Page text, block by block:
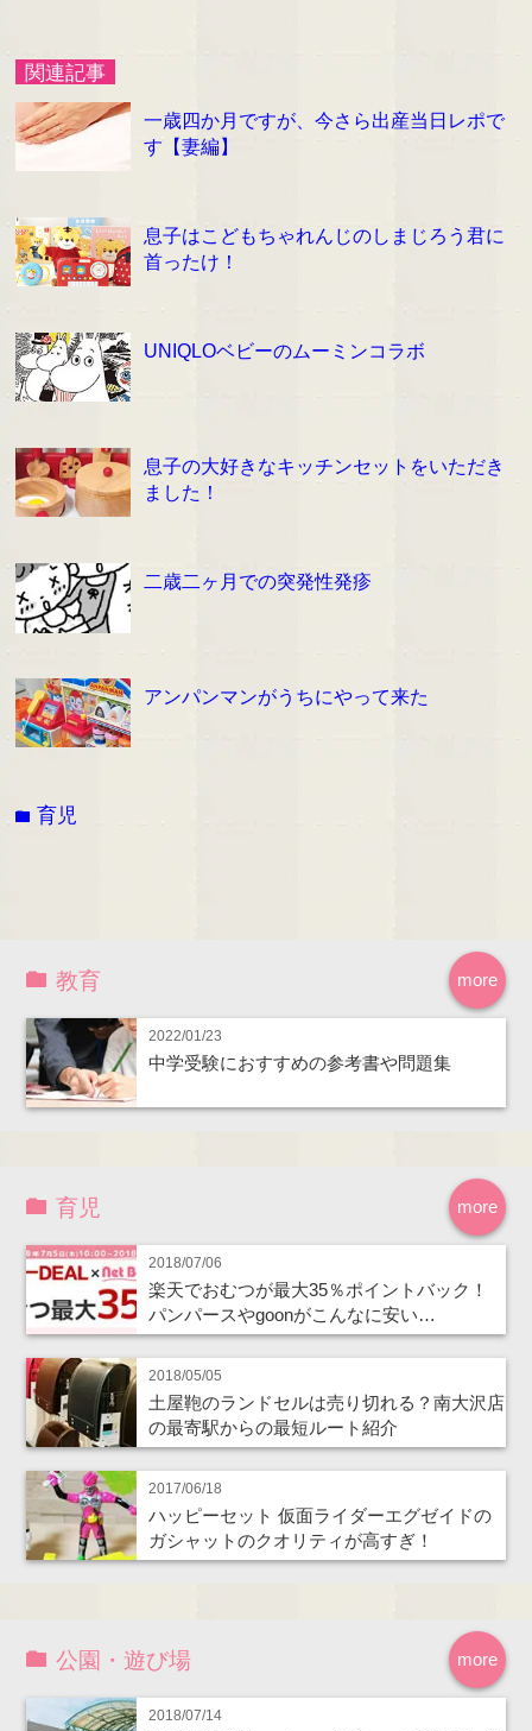
関連記事
一歳四か月ですが、今さら出産当日レポで
す【妻編】
息子はこどもちゃれんじのしまじろう君に
首ったけ！
UNIQLOベビーのムーミンコラボ
息子の大好きなキッチンセットをいただき
ました！
二歳二ヶ月での突発性発疹
アンパンマンがうちにやって来た
folder 育児
more
教育
2022/01/23
中学受験におすすめの参考書や問題集
more
育児
2018/07/06
楽天でおむつが最大35％ポイントバック！
パンパースやgoonがこんなに安い…
2018/05/05
土屋鞄のランドセルは売り切れる？南大沢店
の最寄駅からの最短ルート紹介
2017/06/18
ハッピーセット 仮面ライダーエグゼイドの
ガシャットのクオリティが高すぎ！
more
公園・遊び場
2018/07/14